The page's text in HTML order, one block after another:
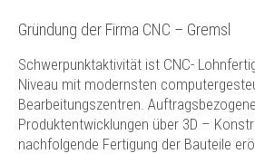
Gründung der Firma CNC – Gremsl
Schwerpunktaktivität ist CNC-
Niveau mit modernsten
Bearbeitungszentren. Auftragsbezogene
Produktentwicklungen über 3D –
nachfolgende Fertigung der Bauteile